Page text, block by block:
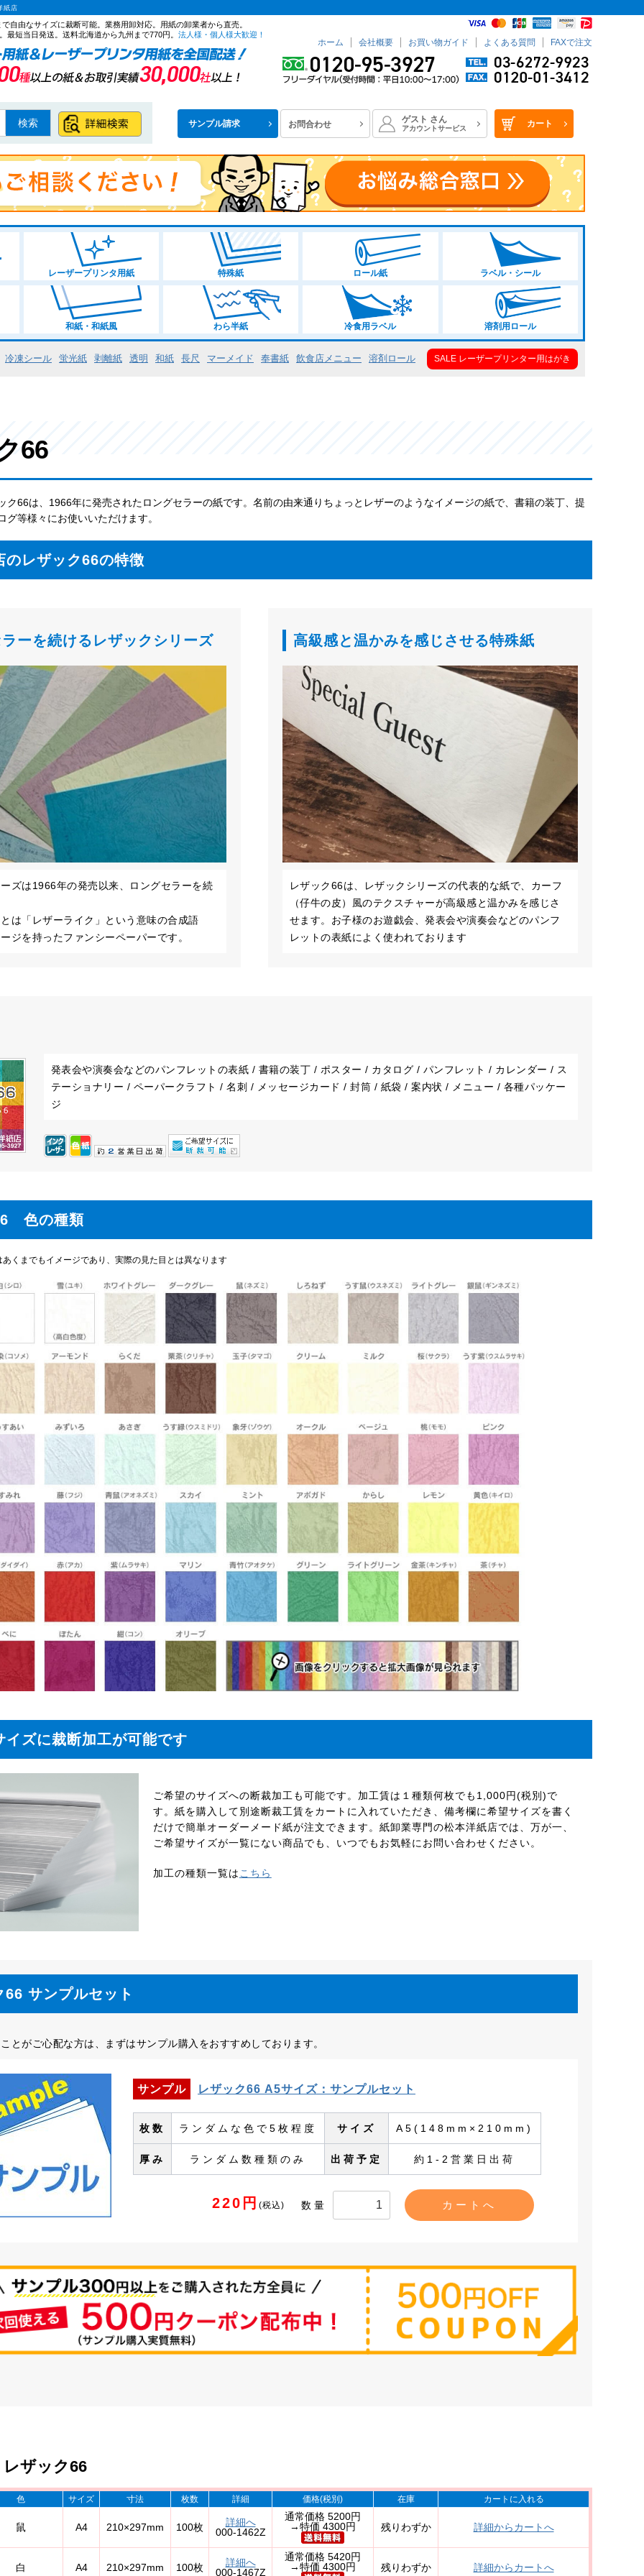
紙店
自由なサイズに裁断可能。業務用卸対応。用紙の卸業者から直売。
最短当日発送。送料北海道から九州まで770円。 法人様・個人様大歓迎！
ホーム 会社概要 お買い物ガイド よくある質問 FAXで注文
サンプル請求 お問合わせ ゲスト さん
アカウントサービス カート
検索
レーザープリンタ用紙 特殊紙 ロール紙 ラベル・シール
和紙・和紙風 わら半紙 冷食用ラベル 溶剤用ロール
冷凍シール 蛍光紙 剥離紙 透明 和紙 長尺 マーメイド 奉書紙 飲食店メニュー 溶剤ロール SALE レーザープリンター用はがき
66
ク66は、1966年に発売されたロングセラーの紙です。名前の由来通りちょっとレザーのようなイメージの紙で、書籍の装丁、提
グ等様々にお使いいただけます。
のレザック66の特徴
ーを続けるレザックシリーズ
ズは1966年の発売以来、ロングセラーを続
は「レザーライク」という意味の合成語
ジを持ったファンシーペーパーです。
高級感と温かみを感じさせる特殊紙
レザック66は、レザックシリーズの代表的な紙で、カーフ
（仔牛の皮）風のテクスチャーが高級感と温かみを感じさ
せます。お子様のお遊戯会、発表会や演奏会などのパンフ
レットの表紙によく使われております
発表会や演奏会などのパンフレットの表紙 / 書籍の装丁 / ポスター / カタログ / パンフレット / カレンダー / ス
テーショナリー / ペーパークラフト / 名刺 / メッセージカード / 封筒 / 紙袋 / 案内状 / メニュー / 各種パッケー
ジ
色の種類
くまでもイメージであり、実際の見た目とは異なります
イズに裁断加工が可能です
ご希望のサイズへの断裁加工も可能です。加工賃は１種類何枚でも1,000円(税別)で
す。紙を購入して別途断裁工賃をカートに入れていただき、備考欄に希望サイズを書く
だけで簡単オーダーメード紙が注文できます。紙卸業専門の松本洋紙店では、万が一、
ご希望サイズが一覧にない商品でも、いつでもお気軽にお問い合わせください。
加工の種類一覧は こちら
66 サンプルセット
とがご心配な方は、まずはサンプル購入をおすすめしております。
サンプル レザック66 A5サイズ：サンプルセット
枚数 ランダムな色で5枚程度 サイズ A5(148mm×210mm)
厚み ランダム数種類のみ 出荷予定 約1-2営業日出荷
220円 (税込) 数量
レザック66
色 サイズ 寸法 枚数 詳細 価格(税別) 在庫 カートに入れる
鼠 A4 210×297mm 100枚
詳細へ
000-1462Z
通常価格 5200円
→特価 4300円
残りわずか 詳細からカートへ
白 A4 210×297mm 100枚
詳細へ
000-1467Z
通常価格 5420円
→特価 4300円
残りわずか 詳細からカートへ